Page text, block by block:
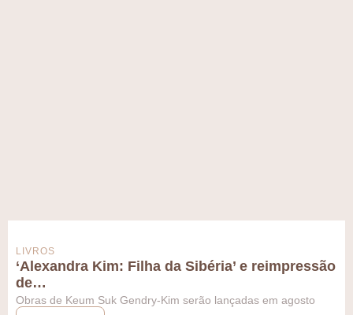
LIVROS
‘Alexandra Kim: Filha da Sibéria’ e reimpressão
de…
Obras de Keum Suk Gendry-Kim serão lançadas em agosto